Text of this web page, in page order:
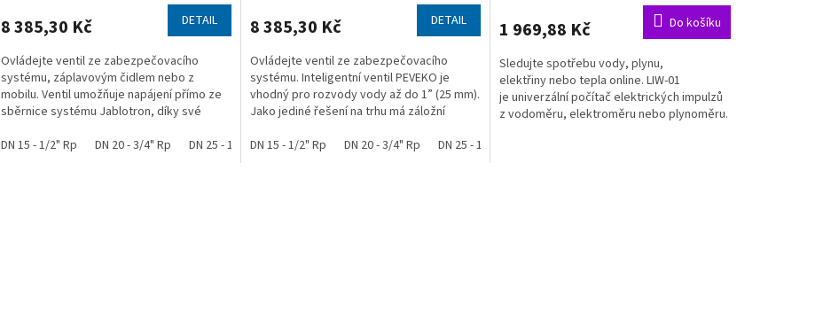
8 385,30 Kč DETAIL
Ovládejte ventil ze zabezpečovacího
systému, záplavovým čidlem nebo z
mobilu. Ventil umožňuje napájení přímo ze
sběrnice systému Jablotron, díky své
DN 15 - 1/2" Rp
DN 20 - 3/4" Rp DN 25 - 1" Rp
8 385,30 Kč DETAIL
Ovládejte ventil ze zabezpečovacího
systému. Inteligentní ventil PEVEKO je
vhodný pro rozvody vody až do 1” (25 mm).
Jako jediné řešení na trhu má záložní
DN 15 - 1/2" Rp
DN 20 - 3/4" Rp DN 25 - 1" Rp
1 969,88 Kč Do košíku
Sledujte spotřebu vody, plynu,
elektřiny nebo tepla online. LIW-01
je univerzální počítač elektrických impulzů
z vodoměru, elektroměru nebo plynoměru.